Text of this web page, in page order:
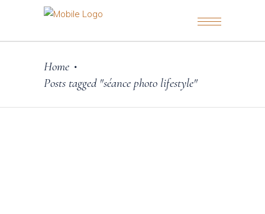
Home •
Posts tagged "séance photo lifestyle"